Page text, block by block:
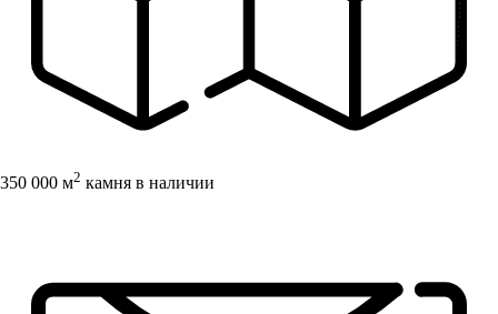
350 000 м2 камня в наличии